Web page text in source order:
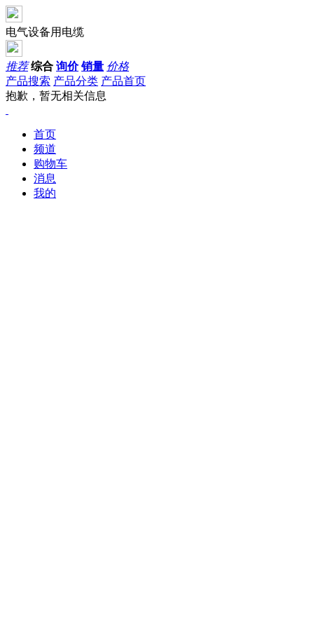
电气设备用电缆
推荐 综合 询价 销量 价格
产品搜索 产品分类 产品首页
抱歉，暂无相关信息
首页
频道
购物车
消息
我的